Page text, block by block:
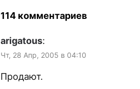
114 комментариев
arigatous:
Чт, 28 Апр, 2005 в 04:10
Продают.